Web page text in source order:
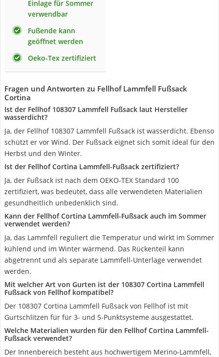
Einlage für Sommer
verwendbar
Fußende kann
geöffnet werden
Oeko-Tex zertifiziert
Fragen und Antworten zu Fellhof Lammfell Fußsack
Cortina
Ist der Fellhof 108307 Lammfell Fußsack laut Hersteller
wasserdicht?
Ja, der Fellhof 108307 Lammfell Fußsack ist wasserdicht. Ebenso
schützt er vor Wind. Der Fußsack eignet sich somit ideal für den
Herbst und den Winter.
Ist der Fellhof Cortina Lammfell-Fußsack zertifiziert?
Ja, der Fußsack ist nach dem OEKO-TEX Standard 100
zertifiziert, was bedeutet, dass alle verwendeten Materialien
gesundheitlich unbedenklich sind.
Kann der Fellhof Cortina Lammfell-Fußsack auch im Sommer
verwendet werden?
Ja, das Lammfell reguliert die Temperatur und wirkt im Sommer
kühlend und im Winter wärmend. Das Rückenteil kann
abgetrennt und als separate Lammfell-Unterlage verwendet
werden.
Mit welcher Art von Gurten ist der 108307 Cortina Lammfell
Fußsack von Fellhof kompatibel?
Der 108307 Cortina Lammfell Fußsack von Fellhof ist mit
Gurtschlitzen für für 3- und 5-Punktsysteme ausgestattet.
Welche Materialien wurden für den Fellhof Cortina Lammfell-
Fußsack verwendet?
Der Innenbereich besteht aus hochwertigem Merino-Lammfell,